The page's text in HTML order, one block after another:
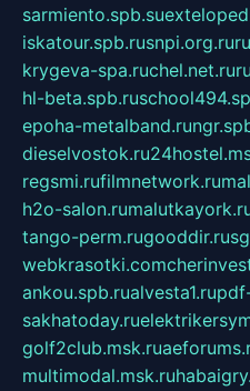
sarmiento.spb.su
iskatour.spb.rusnpi.org.ru
krygeva-spa.ruchel.net.ru
hl-beta.spb.ru
epoha-metalband.ru
dieselvostok.ru
regsmi.rufilmnetwork.ru
h2o-salon.ru
tango-perm.rugooddir.ru
webkrasotki.com
ankou.spb.rualvesta1.ru
sakhatoday.ru
golf2club.msk.ru
multimodal.msk.ru